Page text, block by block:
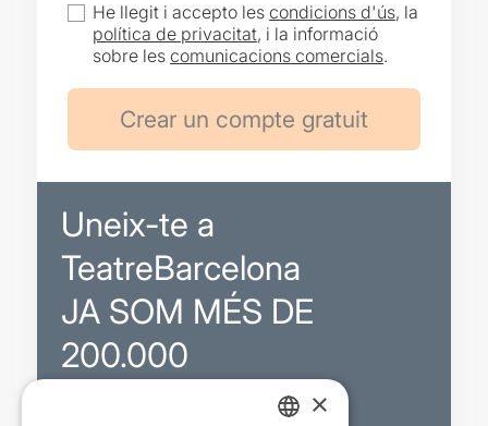
He llegit i accepto lescondicions d'ús, la
política de privacitat, i la informació
sobre lescomunicacions comercials.
Uneix-te a
TeatreBarcelona
JA SOM MÉS DE
200.000
×